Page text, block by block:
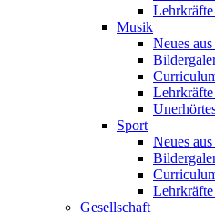
Musik
Neues
Sport
Neues
Gesellschaft